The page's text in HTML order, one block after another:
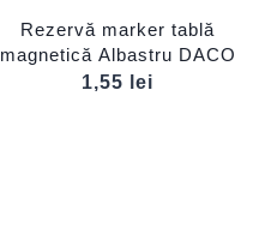
Rezervă marker tablă
magnetică Albastru DACO
1,55
lei